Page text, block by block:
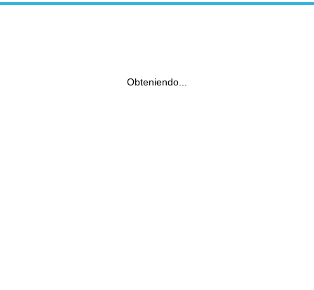
Obteniendo...